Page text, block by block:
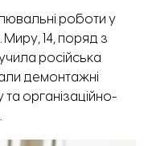
роботи у
14, поряд з
російська
демонтажні
та організаційно-